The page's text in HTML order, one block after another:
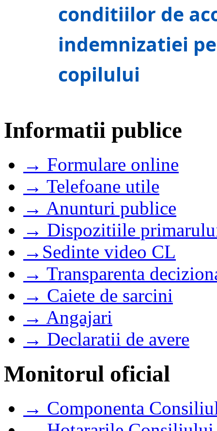
conditiilor de
indemnizatiei
copilului
Informatii publice
→ Formulare online
→ Telefoane utile
→ Anunturi publice
→ Dispozitiile
→Sedinte video CL
→ Transparenta
→ Caiete de sarcini
→ Angajari
→ Declaratii de avere
Monitorul oficial
→ Componenta